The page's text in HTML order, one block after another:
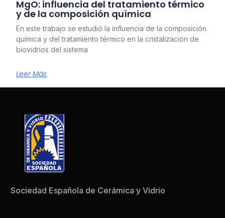
MgO: influencia del tratamiento térmico
y de la composición química
En este trabajo se estudió la influencia de la composición
química y del tratamiento térmico en la cristalización de
biovidrios del sistema
Leer Más
Sociedad Española de Cerámica y Vidrio